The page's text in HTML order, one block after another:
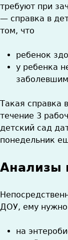
требуют при
— справка в
том, что
ребенок
у ребенка
Такая справка
течение 3
детский сад
понедельник
Анализы
ДОУ, ему нужно
на